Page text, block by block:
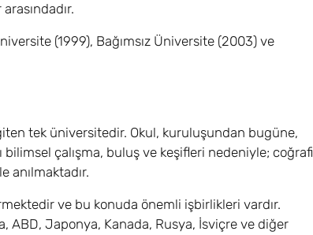
(1999), Bağımsız Üniversite (2003) ve
tek üniversitedir. Okul, kuruluşundan bugüne,
çalışma, buluş ve keşifleri nedeniyle; coğrafi
anılmaktadır.
ve bu konuda önemli işbirlikleri vardır.
ABD, Japonya, Kanada, Rusya, İsviçre ve diğer